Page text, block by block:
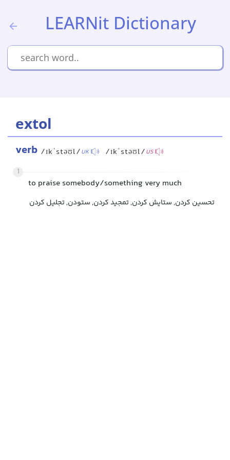
LEARNit Dictionary
extol
verb /ɪkˈstəʊl/UK /ɪkˈstəʊl/US
1
to praise somebody/something very much
تحسین کردن, ستایش کردن, تمجید کردن, ستودن, تجلیل کردن